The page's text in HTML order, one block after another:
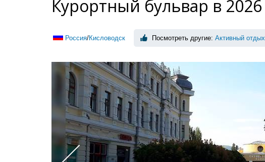
Курортный бульвар в 2026
Россия/Кисловодск Посмотреть другие: Активный отдых